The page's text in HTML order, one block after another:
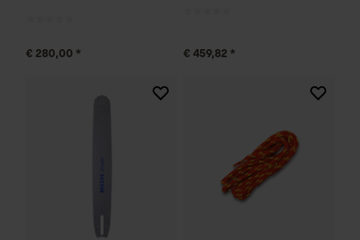
€ 280,00 * € 459,82 *